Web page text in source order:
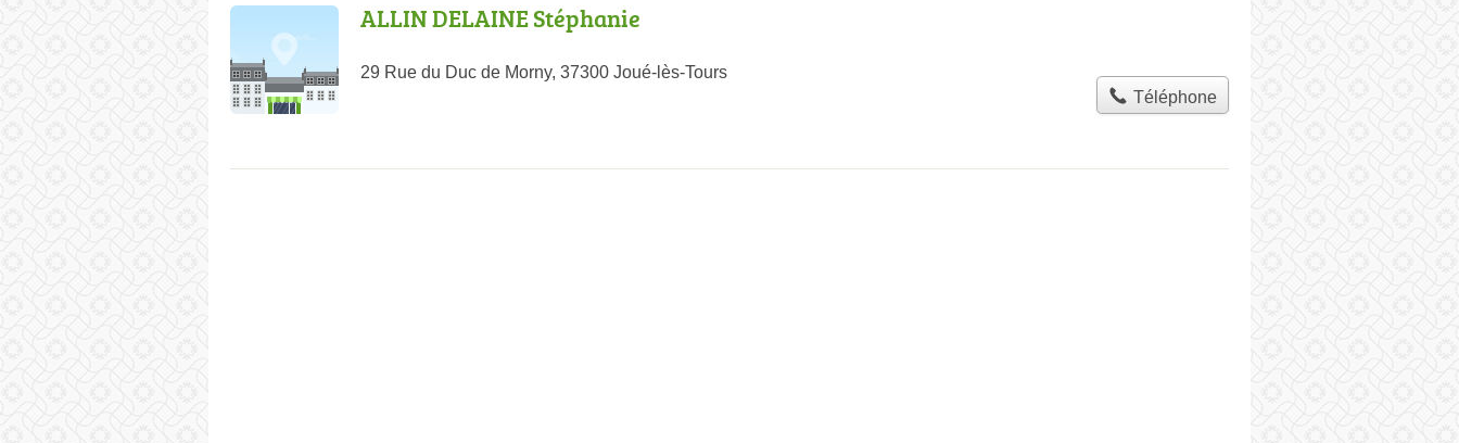
ALLIN DELAINE Stéphanie
29 Rue du Duc de Morny, 37300 Joué-lès-Tours
Téléphone